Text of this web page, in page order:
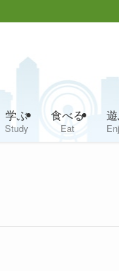
学ぶ
Study
食べる
Eat